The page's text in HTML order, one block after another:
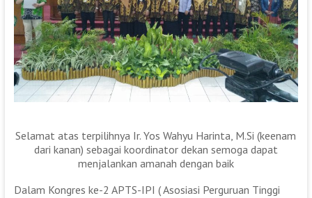
Selamat atas terpilihnya Ir. Yos Wahyu Harinta, M.Si (keenam
dari kanan) sebagai koordinator dekan semoga dapat
menjalankan amanah dengan baik
Dalam Kongres ke-2 APTS-IPI ( Asosiasi Perguruan Tinggi